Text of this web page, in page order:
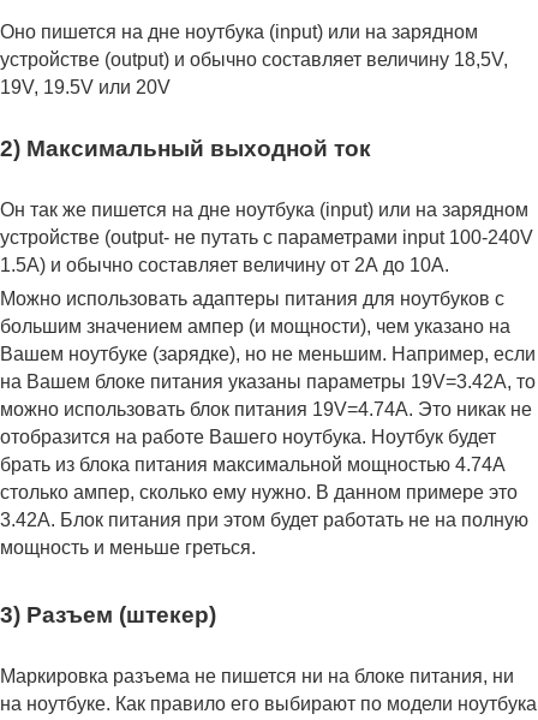
Оно пишется на дне ноутбука (input) или на зарядном
устройстве (output) и обычно составляет величину 18,5V,
19V, 19.5V или 20V
2) Максимальный выходной ток
Он так же пишется на дне ноутбука (input) или на зарядном
устройстве (output- не путать с параметрами input 100-240V
1.5A) и обычно составляет величину от 2А до 10A.
Можно использовать адаптеры питания для ноутбуков с
большим значением ампер (и мощности), чем указано на
Вашем ноутбуке (зарядке), но не меньшим. Например, если
на Вашем блоке питания указаны параметры 19V=3.42A, то
можно использовать блок питания 19V=4.74A. Это никак не
отобразится на работе Вашего ноутбука. Ноутбук будет
брать из блока питания максимальной мощностью 4.74А
столько ампер, сколько ему нужно. В данном примере это
3.42А. Блок питания при этом будет работать не на полную
мощность и меньше греться.
3) Разъем (штекер)
Маркировка разъема не пишется ни на блоке питания, ни
на ноутбуке. Как правило его выбирают по модели ноутбука